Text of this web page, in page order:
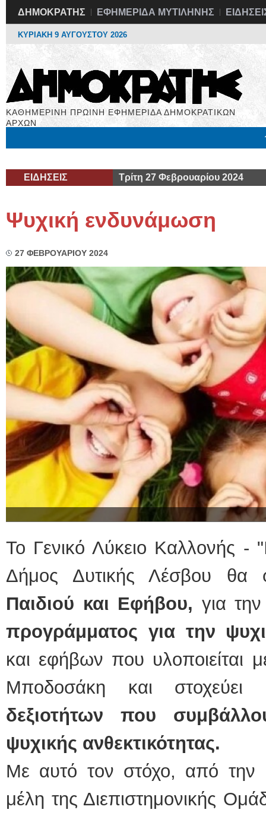
ΔΗΜΟΚΡΑΤΗΣ ΕΦΗΜΕΡΙΔΑ ΜΥΤΙΛΗΝΗΣ
ΚΥΡΙΑΚΗ 9 ΑΥΓΟΥΣΤΟΥ 2026
ΚΑΘΗΜΕΡΙΝΗ ΠΡΩΙΝΗ ΕΦΗΜΕΡΙΔΑ ΔΗΜΟΚΡΑΤΙΚΩΝ
ΑΡΧΩΝ
ΕΙΔΗΣΕΙΣ Τρίτη 27 Φεβρουαρίου 2024
Ψυχική ενδυνάμωση
27 ΦΕΒΡΟΥΑΡΙΟΥ 2024
Το Γενικό Λύκειο Καλλονής -
Δήμος Δυτικής Λέσβου θα
Παιδιού και Εφήβου, για
προγράμματος για την
και εφήβων που υλοποιείται
Μποδοσάκη και στοχεύει
δεξιοτήτων που
ψυχικής ανθεκτικότητας.
Με αυτό τον στόχο, από την
μέλη της Διεπιστημονικής